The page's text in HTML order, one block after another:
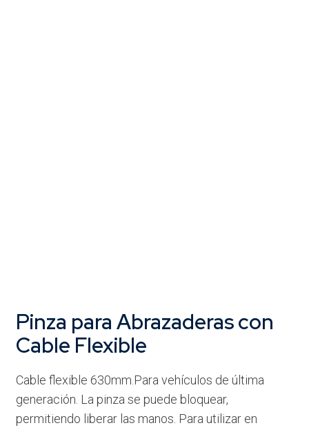
Pinza para Abrazaderas con
Cable Flexible
Cable flexible 630mm.Para vehículos de última
generación. La pinza se puede bloquear,
permitiendo liberar las manos. Para utilizar en